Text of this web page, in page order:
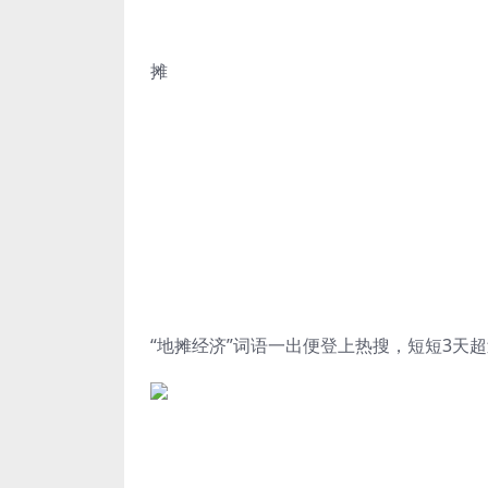
摊
“地摊经济”词语一出便登上热搜，短短3天